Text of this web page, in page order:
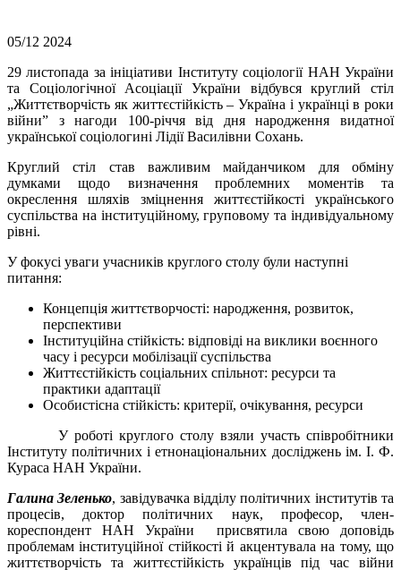
05/12 2024
29 листопада за ініціативи Інституту соціології НАН України
та Соціологічної Асоціації України відбувся круглий стіл
„Життєтворчість як життєстійкість – Україна і українці в роки
війни” з нагоди 100-річчя від дня народження видатної
української соціологині Лідії Василівни Сохань.
Круглий стіл став важливим майданчиком для обміну
думками щодо визначення проблемних моментів та
окреслення шляхів зміцнення життєстійкості українського
суспільства на інституційному, груповому та індивідуальному
рівні.
У фокусі уваги учасників круглого столу були наступні
питання:
Концепція життєтворчості: народження, розвиток,
перспективи
Інституційна стійкість: відповіді на виклики воєнного
часу і ресурси мобілізації суспільства
Життєстійкість соціальних спільнот: ресурси та
практики адаптації
Особистісна стійкість: критерії, очікування, ресурси
У роботі круглого столу взяли участь співробітники
Інституту політичних і етнонаціональних досліджень ім. І. Ф.
Кураса НАН України.
Галина Зеленько, завідувачка відділу політичних інститутів та
процесів, доктор політичних наук, професор, член-
кореспондент НАН України присвятила свою доповідь
проблемам інституційної стійкості й акцентувала на тому, що
життєтворчість та життєстійкість українців під час війни